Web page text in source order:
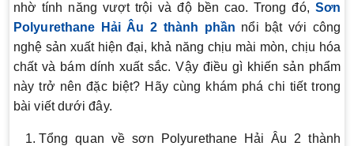
nhờ tính năng vượt trội và độ bền cao. Trong đó, Sơn
Polyurethane Hải Âu 2 thành phần nổi bật với công
nghệ sản xuất hiện đại, khả năng chịu mài mòn, chịu hóa
chất và bám dính xuất sắc. Vậy điều gì khiến sản phẩm
này trở nên đặc biệt? Hãy cùng khám phá chi tiết trong
bài viết dưới đây.
Tổng quan về sơn Polyurethane Hải Âu 2 thành